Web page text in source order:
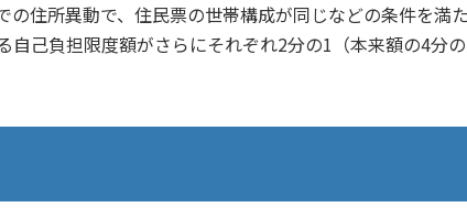
の住所異動で、住民票の世帯構成が同じなどの条件を満
己負担限度額がさらにそれぞれ2分の1（本来額の4分